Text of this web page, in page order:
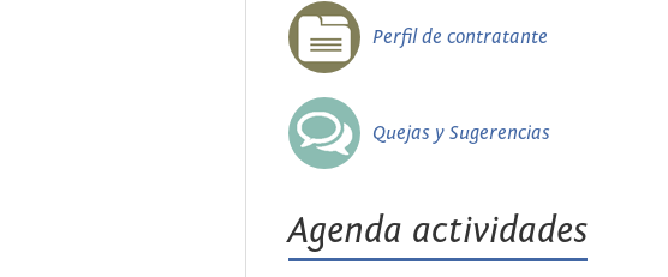
Perfil de contratante
Quejas y Sugerencias
Agenda actividades